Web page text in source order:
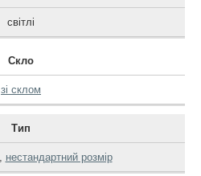
світлі
Скло
зі склом
Тип
нестандартний розмір